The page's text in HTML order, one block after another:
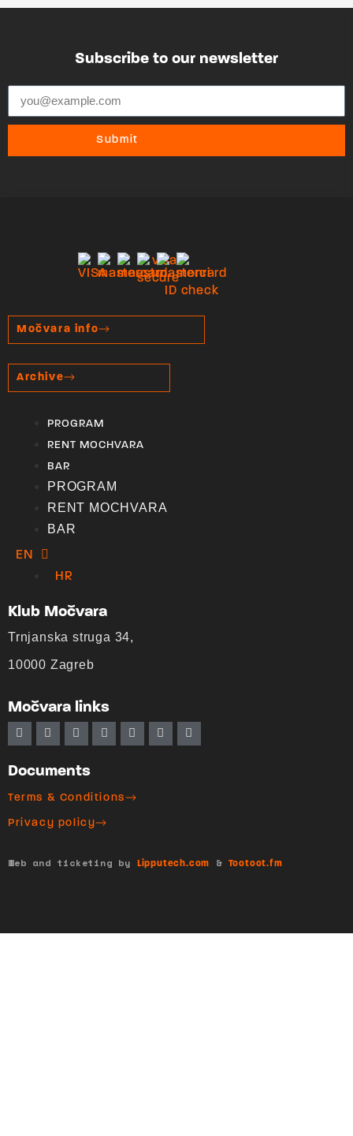
Subscribe to our newsletter
Submit
Močvara info
Archive
PROGRAM
RENT MOCHVARA
BAR
PROGRAM
RENT MOCHVARA
BAR
EN
HR
Klub Močvara
Trnjanska struga 34,
10000 Zagreb
Močvara links
Documents
Terms & Conditions
Privacy policy
Web and ticketing by Lipputech.com & Tootoot.fm